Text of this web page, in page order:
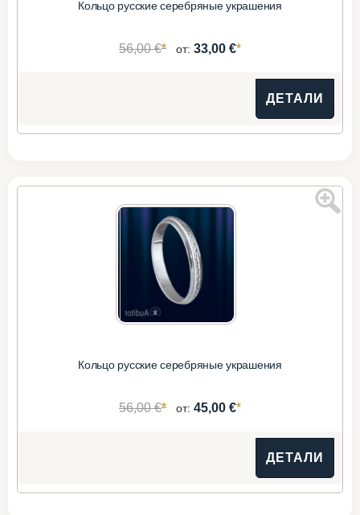
Кольцо русские серебряные украшения
56,00 €* от: 33,00 €*
ДЕТАЛИ
Кольцо русские серебряные украшения
56,00 €* от: 45,00 €*
ДЕТАЛИ